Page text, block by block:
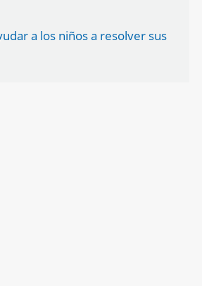
a los niños a resolver sus